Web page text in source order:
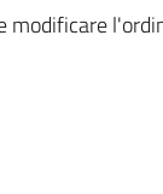
modificare